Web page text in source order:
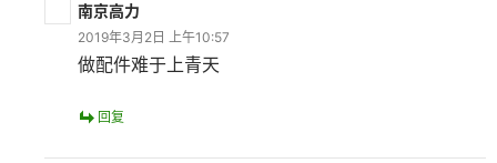
南京高力
2019年3月2日 上午10:57
做配件难于上青天
回复